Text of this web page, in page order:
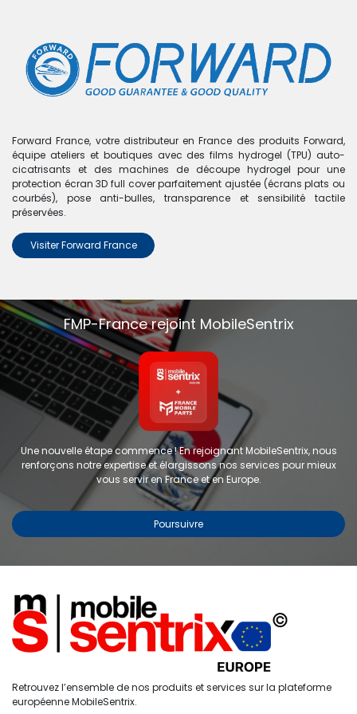
Étiquettes
Accueil Recherche
0
Compte
Boutique 0 articles trouvés.
Nous n'avons trouvé aucun
produit !
Aucun produit défini dans la catégorieZenfone 7 Pro.
Forward France, votre distributeur en France des produits Forward,
équipe ateliers et boutiques avec des films hydrogel (TPU) auto-
cicatrisants et des machines de découpe hydrogel pour une
protection écran 3D full cover parfaitement ajustée (écrans plats ou
courbés), pose anti-bulles, transparence et sensibilité tactile
préservées.
Visiter Forward France
FMP-France rejoint MobileSentrix
Une nouvelle étape commence ! En rejoignant MobileSentrix, nous
renforçons notre expertise et élargissons nos services pour mieux
vous servir en France et en Europe.
Poursuivre
Retrouvez l’ensemble de nos produits et services sur la plateforme
européenne MobileSentrix.
Copyright © 2024 FMP-France. Tous droits réservés